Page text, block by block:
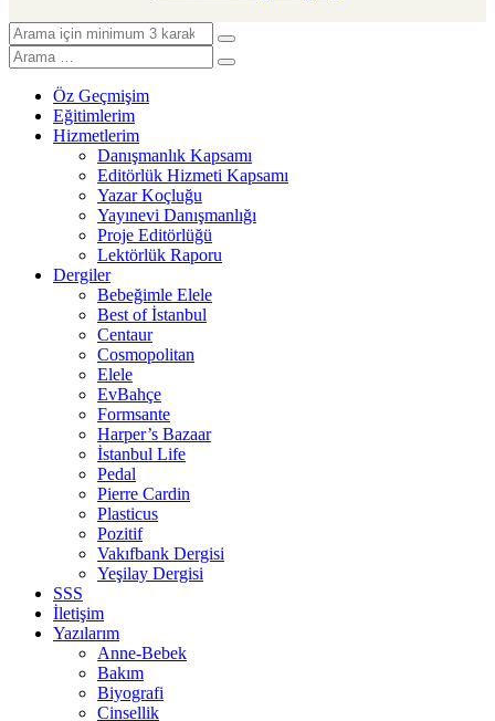
Öz Geçmişim
Eğitimlerim
Hizmetlerim
Danışmanlık Kapsamı
Editörlük Hizmeti Kapsamı
Yazar Koçluğu
Yayınevi Danışmanlığı
Proje Editörlüğü
Lektörlük Raporu
Dergiler
Bebeğimle Elele
Best of İstanbul
Centaur
Cosmopolitan
Elele
EvBahçe
Formsante
Harper’s Bazaar
İstanbul Life
Pedal
Pierre Cardin
Plasticus
Pozitif
Vakıfbank Dergisi
Yeşilay Dergisi
SSS
İletişim
Yazılarım
Anne-Bebek
Bakım
Biyografi
Cinsellik